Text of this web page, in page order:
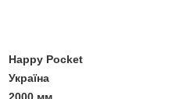
Happy Pocket
Україна
2000 мм